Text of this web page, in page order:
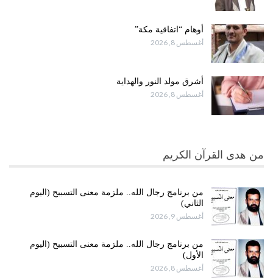
أوهام “اتفاقية مكة”
أغسطس 8, 2026
أشرق مولد النور والهداية
أغسطس 8, 2026
من هدى القرآن الكريم
من برنامج رجال الله.. ملزمة معنى التسبيح (اليوم
الثاني)
أغسطس 9, 2026
من برنامج رجال الله.. ملزمة معنى التسبيح (اليوم
الأول)
أغسطس 8, 2026